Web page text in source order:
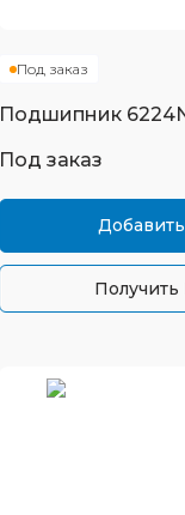
Под заказ
Подшипник
Под заказ